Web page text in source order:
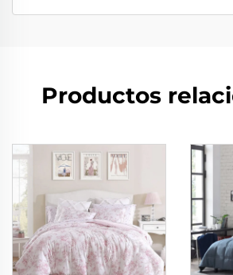
Productos